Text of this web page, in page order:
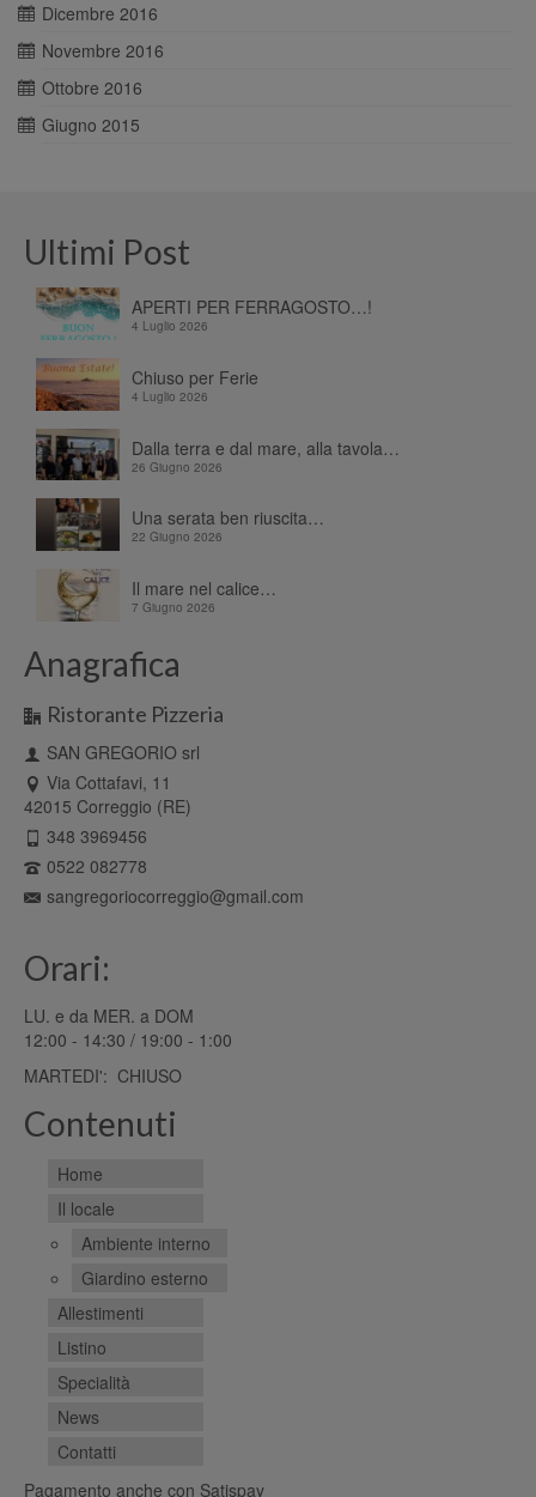
Dicembre 2016
Novembre 2016
Ottobre 2016
Giugno 2015
Ultimi Post
APERTI PER FERRAGOSTO…!
4 Luglio 2026
Chiuso per Ferie
4 Luglio 2026
Dalla terra e dal mare, alla tavola…
26 Giugno 2026
Una serata ben riuscita…
22 Giugno 2026
Il mare nel calice…
7 Giugno 2026
Anagrafica
Ristorante Pizzeria
SAN GREGORIO srl
Via Cottafavi, 11
42015 Correggio (RE)
348 3969456
0522 082778
sangregoriocorreggio@gmail.com
Orari:
LU. e da MER. a DOM
12:00 - 14:30 / 19:00 - 1:00
MARTEDI': CHIUSO
Contenuti
Home
Il locale
Ambiente interno
Giardino esterno
Allestimenti
Listino
Specialità
News
Contatti
Pagamento anche con Satispay